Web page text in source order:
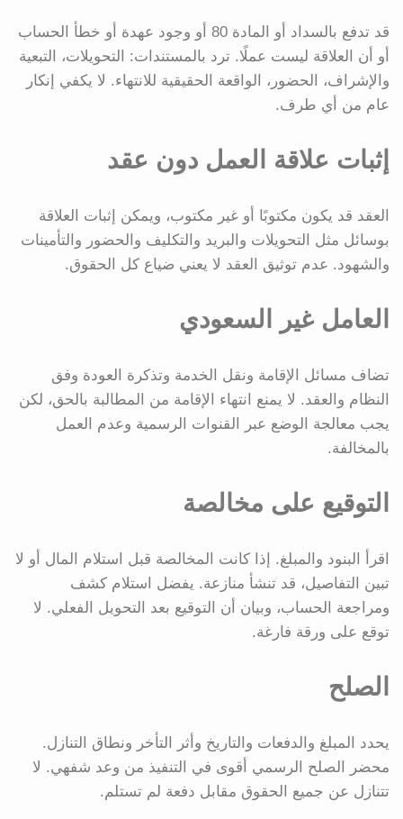
قد تدفع بالسداد أو المادة 80 أو وجود عهدة أو خطأ الحساب
أو أن العلاقة ليست عملًا. ترد بالمستندات: التحويلات، التبعية
والإشراف، الحضور، الواقعة الحقيقية للانتهاء. لا يكفي إنكار
عام من أي طرف.
إثبات علاقة العمل دون عقد
العقد قد يكون مكتوبًا أو غير مكتوب، ويمكن إثبات العلاقة
بوسائل مثل التحويلات والبريد والتكليف والحضور والتأمينات
والشهود. عدم توثيق العقد لا يعني ضياع كل الحقوق.
العامل غير السعودي
تضاف مسائل الإقامة ونقل الخدمة وتذكرة العودة وفق
النظام والعقد. لا يمنع انتهاء الإقامة من المطالبة بالحق، لكن
يجب معالجة الوضع عبر القنوات الرسمية وعدم العمل
بالمخالفة.
التوقيع على مخالصة
اقرأ البنود والمبلغ. إذا كانت المخالصة قبل استلام المال أو لا
تبين التفاصيل، قد تنشأ منازعة. يفضل استلام كشف
ومراجعة الحساب، وبيان أن التوقيع بعد التحويل الفعلي. لا
توقع على ورقة فارغة.
الصلح
يحدد المبلغ والدفعات والتاريخ وأثر التأخر ونطاق التنازل.
محضر الصلح الرسمي أقوى في التنفيذ من وعد شفهي. لا
تتنازل عن جميع الحقوق مقابل دفعة لم تستلم.